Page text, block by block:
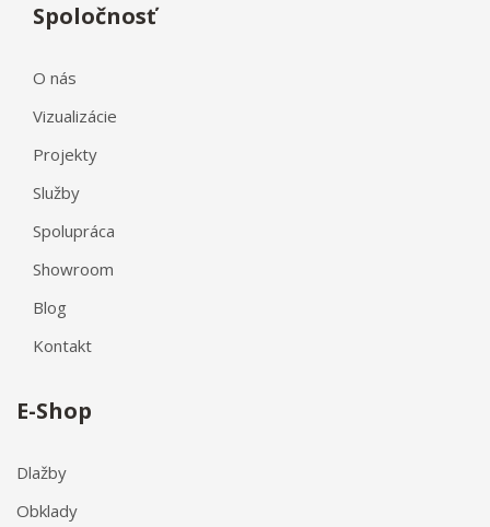
Spoločnosť
O nás
Vizualizácie
Projekty
Služby
Spolupráca
Showroom
Blog
Kontakt
E-Shop
Dlažby
Obklady